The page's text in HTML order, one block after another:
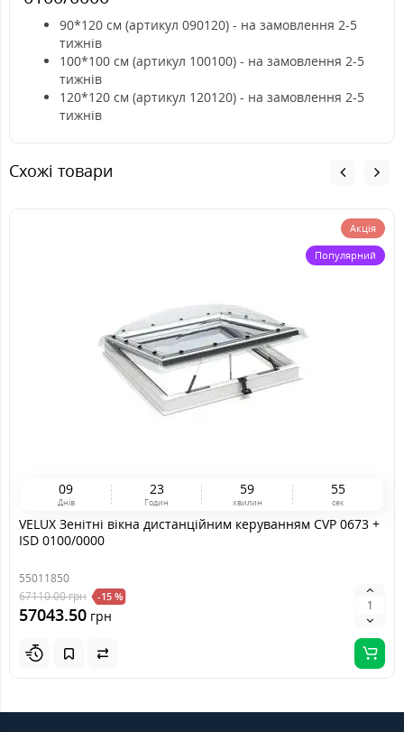
90*120 см (артикул 090120) - на замовлення 2-5
тижнів
100*100 см (артикул 100100) - на замовлення 2-5
тижнів
120*120 см (артикул 120120) - на замовлення 2-5
тижнів
Схожі товари
Акція
Популярний
09
Днів
23
Годин
59
хвилин
54
сек
VELUX Зенітні вікна дистанційним керуванням CVP 0673 +
ISD 0100/0000
55011850
67110.00грн -15 %
57043.50 грн